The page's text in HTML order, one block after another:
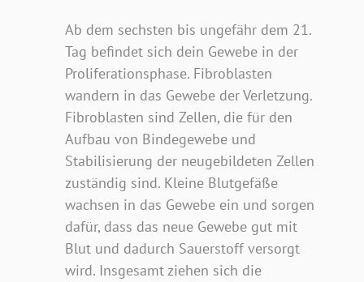
Ab dem sechsten bis ungefähr dem 21.
Tag befindet sich dein Gewebe in der
Proliferationsphase. Fibroblasten
wandern in das Gewebe der Verletzung.
Fibroblasten sind Zellen, die für den
Aufbau von Bindegewebe und
Stabilisierung der neugebildeten Zellen
zuständig sind. Kleine Blutgefäße
wachsen in das Gewebe ein und sorgen
dafür, dass das neue Gewebe gut mit
Blut und dadurch Sauerstoff versorgt
wird. Insgesamt ziehen sich die